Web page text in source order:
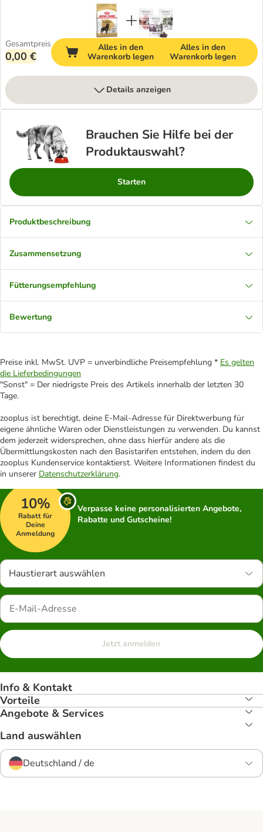
Gesamtpreis
0,00 €
Alles in den
Warenkorb legen
Alles in den
Warenkorb legen
Details anzeigen
Brauchen Sie Hilfe bei der
Produktauswahl?
Starten
Produktbeschreibung
Zusammensetzung
Fütterungsempfehlung
Bewertung
Preise inkl. MwSt. UVP = unverbindliche Preisempfehlung * Es gelten
die Lieferbedingungen
"Sonst" = Der niedrigste Preis des Artikels innerhalb der letzten 30
Tage.
zooplus ist berechtigt, deine E-Mail-Adresse für Direktwerbung für
eigene ähnliche Waren oder Dienstleistungen zu verwenden. Du kannst
dem jederzeit widersprechen, ohne dass hierfür andere als die
Übermittlungskosten nach den Basistarifen entstehen, indem du den
zooplus Kundenservice kontaktierst. Weitere Informationen findest du
in unserer Datenschutzerklärung.
10%
Rabatt für
Deine
Anmeldung
Verpasse keine personalisierten Angebote,
Rabatte und Gutscheine!
Haustierart auswählen
Jetzt anmelden
Info & Kontakt
Vorteile
Angebote & Services
Land auswählen
Deutschland / de